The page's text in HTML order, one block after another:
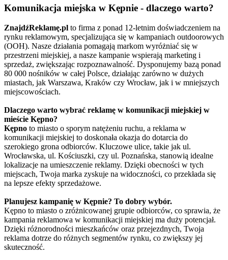
Komunikacja miejska w Kępnie - dlaczego warto?
ZnajdźReklamę.pl to firma z ponad 12-letnim doświadczeniem na
rynku reklamowym, specjalizująca się w kampaniach outdoorowych
(OOH). Nasze działania pomagają markom wyróżniać się w
przestrzeni miejskiej, a nasze kampanie wspierają marketing i
sprzedaż, zwiększając rozpoznawalność. Dysponujemy bazą ponad
80 000 nośników w całej Polsce, działając zarówno w dużych
miastach, jak Warszawa, Kraków czy Wrocław, jak i w mniejszych
miejscowościach.
Dlaczego warto wybrać reklamę w komunikacji miejskiej w
mieście Kępno?
Kępno to miasto o sporym natężeniu ruchu, a reklama w
komunikacji miejskiej to doskonała okazja do dotarcia do
szerokiego grona odbiorców. Kluczowe ulice, takie jak ul.
Wrocławska, ul. Kościuszki, czy ul. Poznańska, stanowią idealne
lokalizacje na umieszczenie reklamy. Dzięki obecności w tych
miejscach, Twoja marka zyskuje na widoczności, co przekłada się
na lepsze efekty sprzedażowe.
Planujesz kampanię w Kępnie? To dobry wybór.
Kępno to miasto o zróżnicowanej grupie odbiorców, co sprawia, że
kampania reklamowa w komunikacji miejskiej ma duży potencjał.
Dzięki różnorodności mieszkańców oraz przejezdnych, Twoja
reklama dotrze do różnych segmentów rynku, co zwiększy jej
skuteczność.